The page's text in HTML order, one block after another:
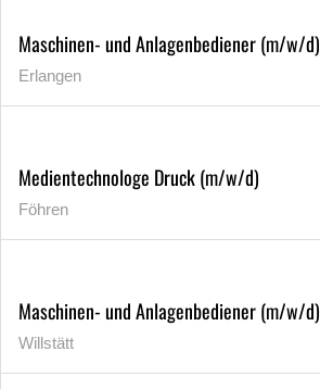
Maschinen- und Anlagenbediener (m/w/d)
Erlangen
Medientechnologe Druck (m/w/d)
Föhren
Maschinen- und Anlagenbediener (m/w/d)
Willstätt